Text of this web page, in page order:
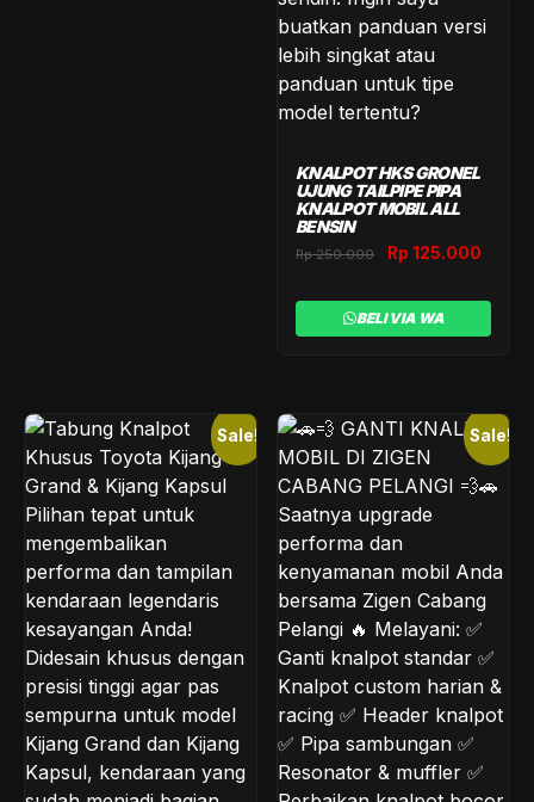
KNALPOT HKS GRONEL
UJUNG TAILPIPE PIPA
KNALPOT MOBIL ALL
BENSIN
Rp250.000
Original
was:
Rp 250.000.
Rp 125.000
is:
BELI VIA WA
Sale! Sale!